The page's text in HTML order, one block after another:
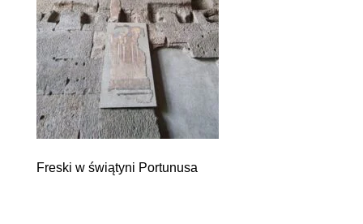
Freski w świątyni Portunusa